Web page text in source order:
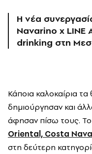
Η νέα
Navarino x LINE
drinking στη
Κάποια καλοκαίρια
δημιούργησαν και
άφησαν πίσω τους. Το
Oriental, Costa
στη δεύτερη